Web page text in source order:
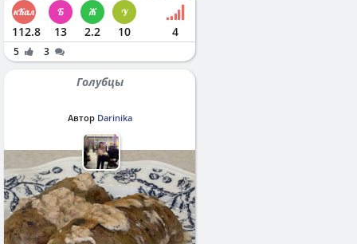
112.8 13 2.2 10 4
5 3
Голубцы
Автор Darinika